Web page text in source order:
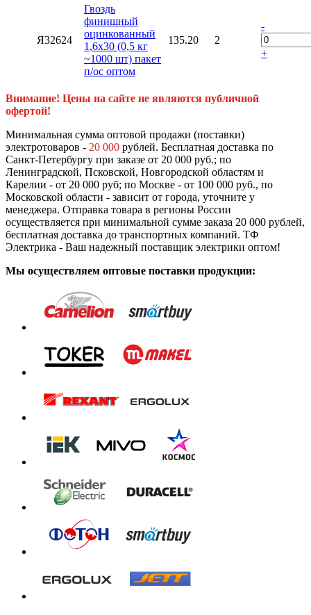
Я32624
Гвоздь
финишный
оцинкованный
1,6х30 (0,5 кг
~1000 шт) пакет
п/ос оптом
135.20 2
-
+
Внимание! Цены на сайте не являются публичной
офертой!
Минимальная сумма оптовой продажи (поставки)
электротоваров - 20 000 рублей. Бесплатная доставка по
Санкт-Петербургу при заказе от 20 000 руб.; по
Ленинградской, Псковской, Новгородской областям и
Карелии - от 20 000 руб; по Москве - от 100 000 руб., по
Московской области - зависит от города, уточните у
менеджера. Отправка товара в регионы России
осуществляется при минимальной сумме заказа 20 000 рублей,
бесплатная доставка до транспортных компаний. ТФ
Электрика - Ваш надежный поставщик электрики оптом!
Мы осуществляем оптовые поставки продукции: